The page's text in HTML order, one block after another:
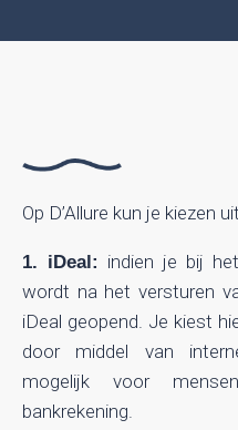
Op D’Allure kun je kiezen
1. iDeal: indien je bij
wordt na het versturen
iDeal geopend. Je kiest
door middel van
mogelijk voor
bankrekening.